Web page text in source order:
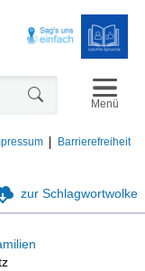
Barrierefreiheit
Menü
zur Schlagwortwolke